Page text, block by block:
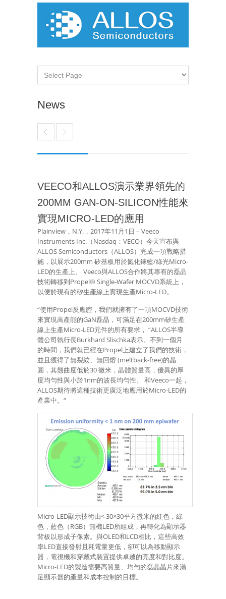
News
VEECO和ALLOS演示業界領先的
200MM GAN-ON-SILICON性能來
實現MICRO-LED的應用
Plainview，N.Y.，2017年11月1日 – Veeco
Instruments Inc.（Nasdaq：VECO）今天宣布與
ALLOS Semiconductors（ALLOS）完成一項戰略措
施，以展示200mm 矽基板用於氮化鎵藍/綠光Micro-
LED的生產上。 Veeco與ALLOS合作將其專有的磊晶
技術轉移到Propel® Single-Wafer MOCVD系統上，
以便於現有的矽生產線上實現生產Micro-LED。
“使用Propel反應腔，我們就擁有了一項MOCVD技術
來實現高產能的GaN磊晶，可滿足在200mm矽生產
線上生產Micro-LED元件的所有要求， “ALLOS半導
體公司執行長Burkhard Slischka表示。不到一個月
的時間，我們就已經在Propel上建立了我們的技術，
並且獲得了無裂紋、無回熔 (meltback-free)的晶
圓，其翹曲度低於30 微米，晶體質量高，優異的厚
度均勻性與小於1nm的波長均勻性。 和Veeco一起，
ALLOS期待將這種技術更廣泛地應用於Micro-LED的
產業中。“
Micro-LED顯示技術由< 30×30平方微米的紅色，綠
色，藍色（RGB）無機LED所組成，再轉化為顯示器
背板以形成子像素。與OLED和LCD相比，這些高效
率LED直接發射且耗電量更低，卻可以為移動顯示
器，電視機和穿戴式裝置提供卓越的亮度和對比度。
Micro-LED的製造需要高質量、均勻的磊晶晶片來滿
足顯示器的產量和成本控制的目標。